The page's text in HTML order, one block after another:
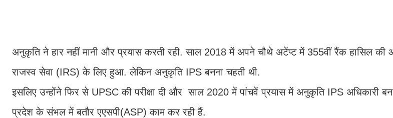
अनुकृति ने हार नहीं मानी और प्रयास करती रही. साल 2018 में अपने चौथे अटेंप्ट में 355वीं रैंक हासिल की
राजस्व सेवा (IRS) के लिए हुआ. लेकिन अनुकृति IPS बनना चहती थी.
इसलिए उन्होंने फिर से UPSC की परीक्षा दी और साल 2020 में पांचवें प्रयास में अनुकृति IPS अधिकारी
प्रदेश के संभल में बतौर एएसपी(ASP) काम कर रही हैं.